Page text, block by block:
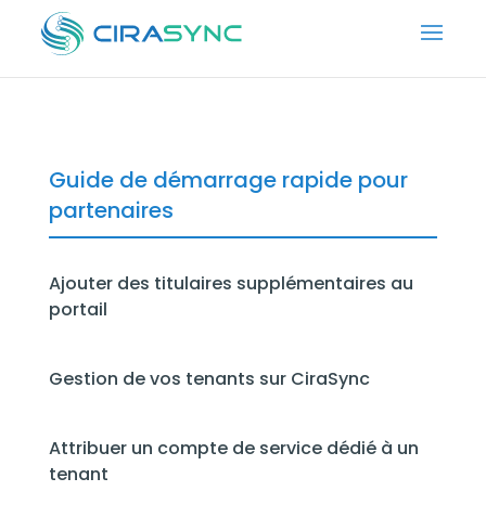
Guide de démarrage rapide pour
partenaires
Ajouter des titulaires supplémentaires au
portail
Gestion de vos tenants sur CiraSync
Attribuer un compte de service dédié à un
tenant